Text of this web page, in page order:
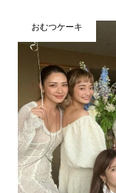
おむつケーキ